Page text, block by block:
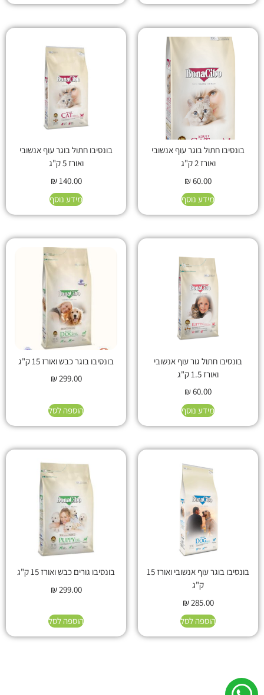
בונסיבו חתול בוגר עוף אנשובי
ואורז 2 ק"ג
₪60.00
מידע נוסף
בונסיבו חתול בוגר עוף אנשובי
ואורז 5 ק"ג
₪140.00
מידע נוסף
בונסיבו חתול גור עוף אנשובי
ואורז 1.5 ק"ג
₪60.00
מידע נוסף
בונסיבו בוגר כבש ואורז 15 ק"ג
₪299.00
הוספה לסל
בונסיבו בוגר עוף אנשובי ואורז 15
ק"ג
₪285.00
הוספה לסל
בונסיבו גורים כבש ואורז 15 ק"ג
₪299.00
הוספה לסל